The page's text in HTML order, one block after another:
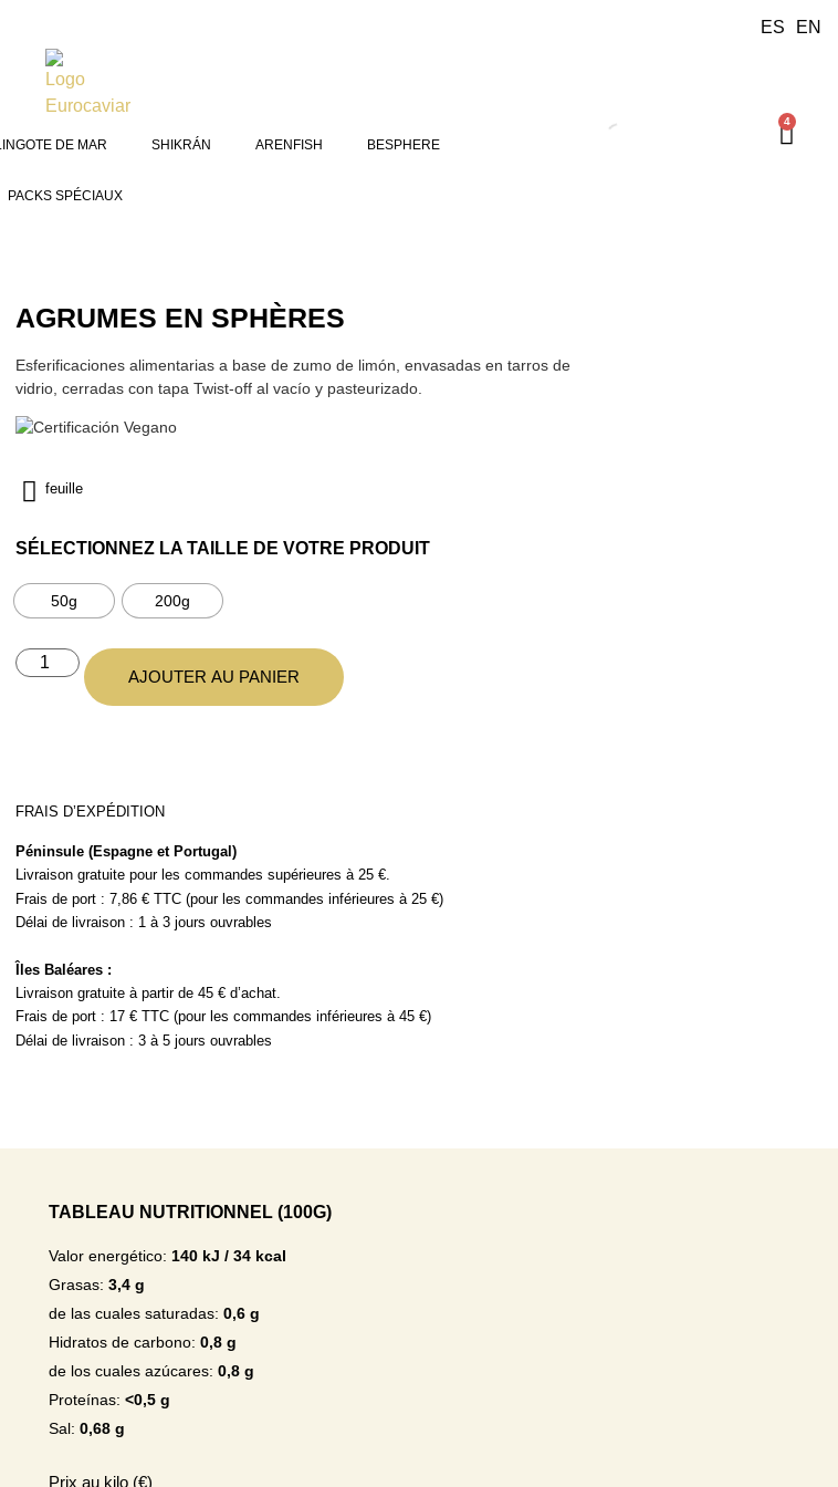
ES EN
DE MAR SHIKRÁN ARENFISH BESPHERE
PACKS SPÉCIAUX
4
AGRUMES EN SPHÈRES
Esferificaciones alimentarias a base de zumo de limón, envasadas en tarros de
vidrio, cerradas con tapa Twist-off al vacío y pasteurizado.
feuille
SÉLECTIONNEZ LA TAILLE DE VOTRE PRODUIT
50g 200g
AJOUTER AU PANIER
FRAIS D’EXPÉDITION
Péninsule (Espagne et Portugal)
Livraison gratuite pour les commandes supérieures à 25 €.
Frais de port : 7,86 € TTC (pour les commandes inférieures à 25 €)
Délai de livraison : 1 à 3 jours ouvrables
Îles Baléares :
Livraison gratuite à partir de 45 € d’achat.
Frais de port : 17 € TTC (pour les commandes inférieures à 45 €)
Délai de livraison : 3 à 5 jours ouvrables
TABLEAU NUTRITIONNEL (100G)
Valor energético: 140 kJ / 34 kcal
Grasas: 3,4 g
de las cuales saturadas: 0,6 g
Hidratos de carbono: 0,8 g
de los cuales azúcares: 0,8 g
Proteínas: <0,5 g
Sal: 0,68 g
Prix ​​au kilo (€)